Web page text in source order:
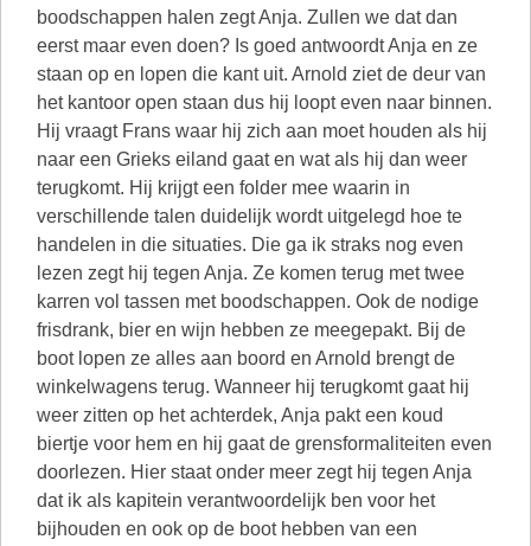
boodschappen halen zegt Anja. Zullen we dat dan
eerst maar even doen? Is goed antwoordt Anja en ze
staan op en lopen die kant uit. Arnold ziet de deur van
het kantoor open staan dus hij loopt even naar binnen.
Hij vraagt Frans waar hij zich aan moet houden als hij
naar een Grieks eiland gaat en wat als hij dan weer
terugkomt. Hij krijgt een folder mee waarin in
verschillende talen duidelijk wordt uitgelegd hoe te
handelen in die situaties. Die ga ik straks nog even
lezen zegt hij tegen Anja. Ze komen terug met twee
karren vol tassen met boodschappen. Ook de nodige
frisdrank, bier en wijn hebben ze meegepakt. Bij de
boot lopen ze alles aan boord en Arnold brengt de
winkelwagens terug. Wanneer hij terugkomt gaat hij
weer zitten op het achterdek, Anja pakt een koud
biertje voor hem en hij gaat de grensformaliteiten even
doorlezen. Hier staat onder meer zegt hij tegen Anja
dat ik als kapitein verantwoordelijk ben voor het
bijhouden en ook op de boot hebben van een